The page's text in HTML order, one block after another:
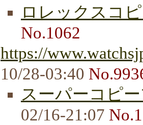
ロレックスコ
No.1062
https://
10/28-03:40
スーパーコピ
02/16-21:07